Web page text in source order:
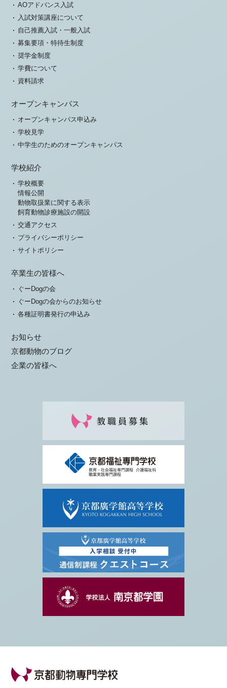
AOアドバンス入試
入試対策講座について
自己推薦入試・一般入試
募集要項・特待生制度
奨学金制度
学費について
資料請求
オープンキャンパス
オープンキャンパス申込み
学校見学
中学生のためのオープンキャンパス
学校紹介
学校概要
情報公開
動物取扱業に関する表示
飼育動物診療施設の開設
交通アクセス
プライバシーポリシー
サイトポリシー
卒業生の皆様へ
ぐーDogの会
ぐーDogの会からのお知らせ
各種証明書発行の申込み
お知らせ
京都動物のブログ
企業の皆様へ